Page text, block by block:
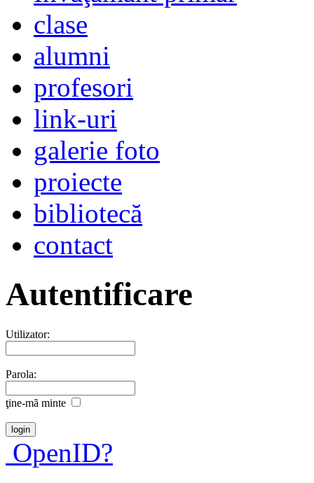
clase
alumni
profesori
link-uri
galerie foto
proiecte
bibliotecă
contact
Autentificare
Utilizator:
Parola:
ţine-mã minte
OpenID?